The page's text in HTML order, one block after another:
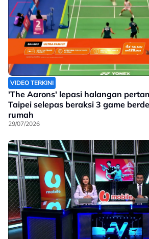
VIDEO TERKINI
'The Aarons' lepasi halangan
Taipei selepas beraksi 3 game
rumah
29/07/2026